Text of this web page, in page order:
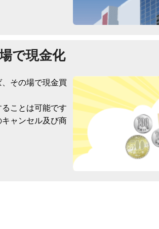
で現金化
その場で現金買
ことは可能です
ャンセル及び商